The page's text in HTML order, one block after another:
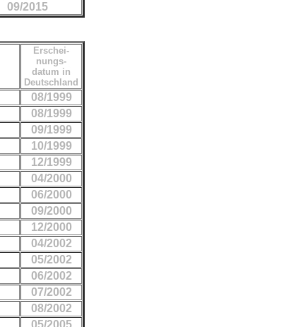
09/2015
Erschei-
nungs-
datum in
Deutschland
08/1999
08/1999
09/1999
10/1999
12/1999
04/2000
06/2000
09/2000
12/2000
04/2002
05/2002
06/2002
07/2002
08/2002
05/2005